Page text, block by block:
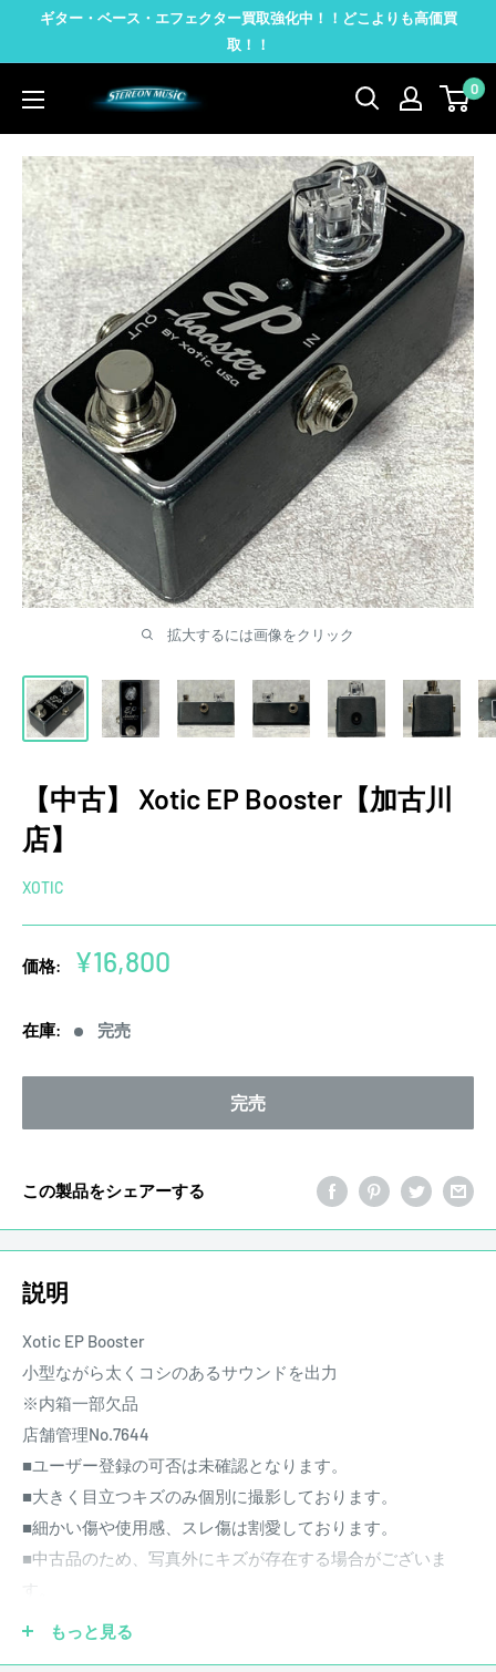
ツ
ギター・ベース・エフェクター買取強化中！！どこよりも高価買
取！！
STEREON
MUSIC
0
拡大するには画像をクリック
【中古】 Xotic EP Booster【加古川
店】
XOTIC
価格:
販
価
格
¥16,800
在庫: 完売
完売
この製品をシェアーする
説明
Xotic EP Booster
小型ながら太くコシのあるサウンドを出力
※内箱一部欠品
店舗管理No.7644
■ユーザー登録の可否は未確認となります。
■大きく目立つキズのみ個別に撮影しております。
■細かい傷や使用感、スレ傷は割愛しております。
■中古品のため、写真外にキズが存在する場合がございま
※スペック、詳細などはメーカーHP等をご確認ください。
もっと見る